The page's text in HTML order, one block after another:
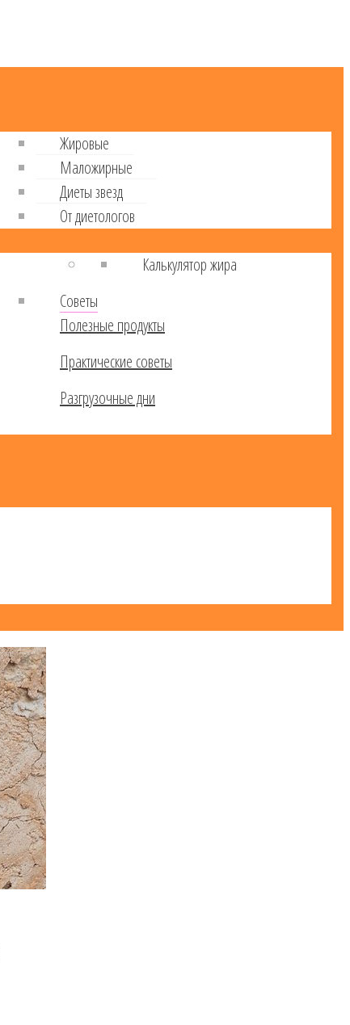
Жировые
Маложирные
Диеты звезд
От диетологов
Калькулятор жира
Советы
Полезные продукты
Практические советы
Разгрузочные дни